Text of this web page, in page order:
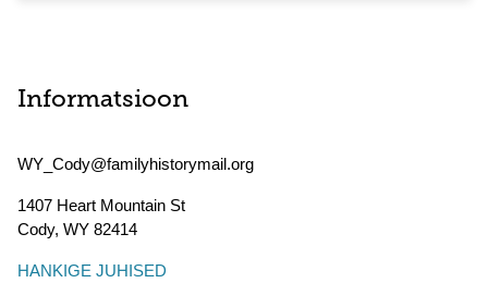
Informatsioon
WY_Cody@familyhistorymail.org
1407 Heart Mountain St
Cody, WY 82414
HANKIGE JUHISED